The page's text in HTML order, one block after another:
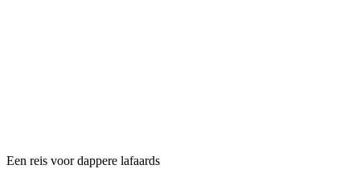
Een reis voor dappere lafaards